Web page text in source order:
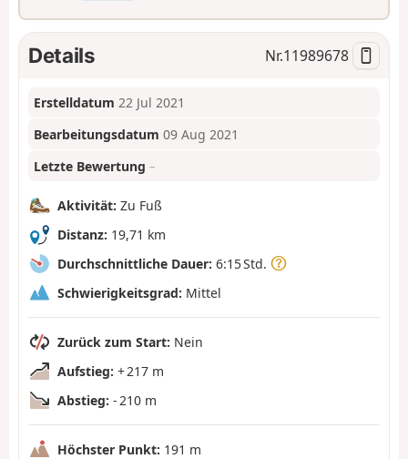
Details Nr.11989678
Erstelldatum 22 Jul 2021
Bearbeitungsdatum 09 Aug 2021
Letzte Bewertung –
Aktivität: Zu Fuß
Distanz: 19,71 km
Durchschnittliche Dauer: 6:15 Std.
Schwierigkeitsgrad: Mittel
Zurück zum Start: Nein
Aufstieg: + 217 m
Abstieg: - 210 m
Höchster Punkt: 191 m